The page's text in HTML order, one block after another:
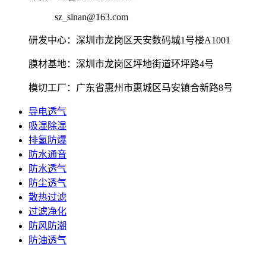
sz_sinan@163.com
研发中心：深圳市龙岗区天安数码城1号楼A1001
膜材基地：深圳市龙岗区坪地街道环坪路4号
模切工厂：广东省惠州市惠城区马安镇合新路8号
导电透气
吸湿除湿
排氢防爆
防水通音
防水透气
防尘透气
散热过滤
过滤净化
防风防潮
防油透气